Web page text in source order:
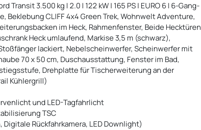
Transit 3.500 kg | 2.0 | 122 kW | 165 PS | EURO 6 | 6-Gang-
Beklebung CLIFF 4x4 Green Trek, Wohnwelt Adventure,
im Heck, Rahmenfenster, Beide Hecktüren
Heck umlaufend, Markise 3,5 m (schwarz),
lackiert, Nebelscheinwerfer, Scheinwerfer mit
70 x 50 cm, Duschausstattung, Fenster im Bad,
Drehplatte für Tischerweiterung an der
Kühlergrill)
und LED-Tagfahrlicht
TSC
Rückfahrkamera, LED Downlight)